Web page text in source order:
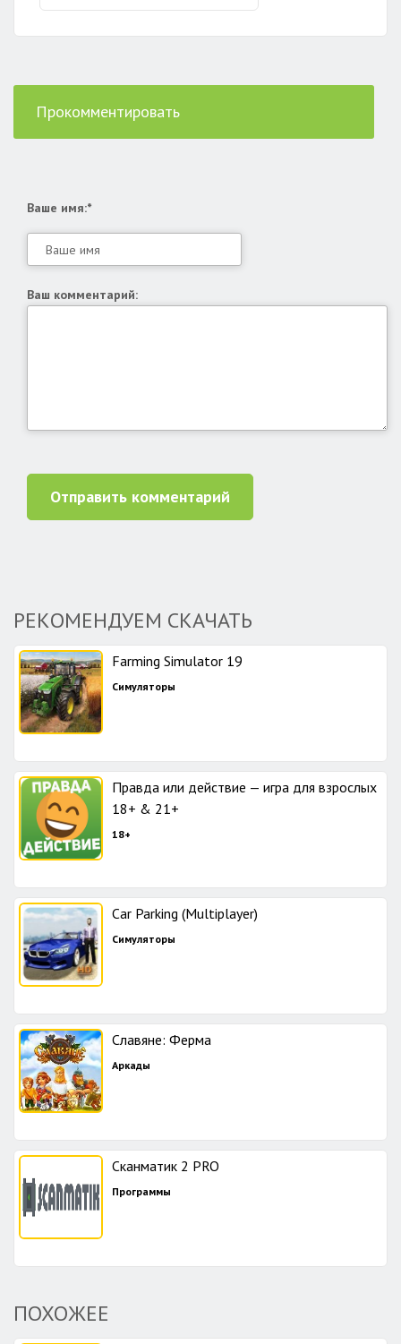
Прокомментировать
Ваше имя:*
Ваш комментарий:
Отправить комментарий
РЕКОМЕНДУЕМ СКАЧАТЬ
Farming Simulator 19
Симуляторы
Правда или действие — игра для взрослых
18+ & 21+
18+
Car Parking (Multiplayer)
Симуляторы
Славяне: Ферма
Аркады
Сканматик 2 PRO
Программы
ПОХОЖЕЕ